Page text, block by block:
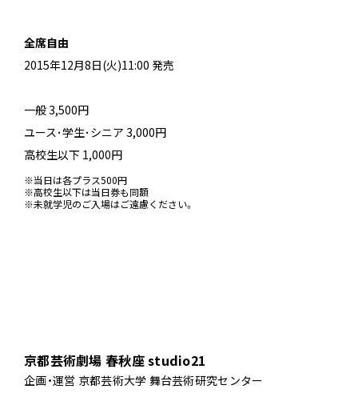
全席自由
2015年12月8日(火)11:00 発売
一般 3,500円
ユース･学生･シニア 3,000円
高校生以下 1,000円
※当日は各プラス500円
※高校生以下は当日券も同額
※未就学児のご入場はご遠慮ください。
京都芸術劇場 春秋座 studio21
企画・運営 京都芸術大学 舞台芸術研究センター